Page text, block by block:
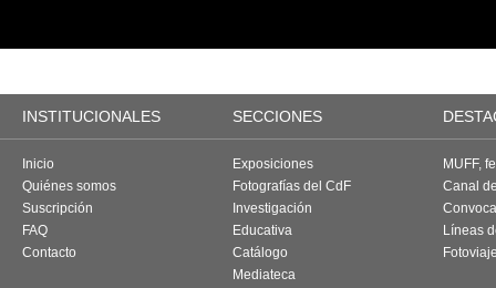
INSTITUCIONALES SECCIONES
Inicio
Quiénes somos
Suscripción
FAQ
Contacto
Exposiciones
Fotografías del CdF
Investigación
Educativa
Catálogo
Mediateca
MUFF,
Canal
Líneas